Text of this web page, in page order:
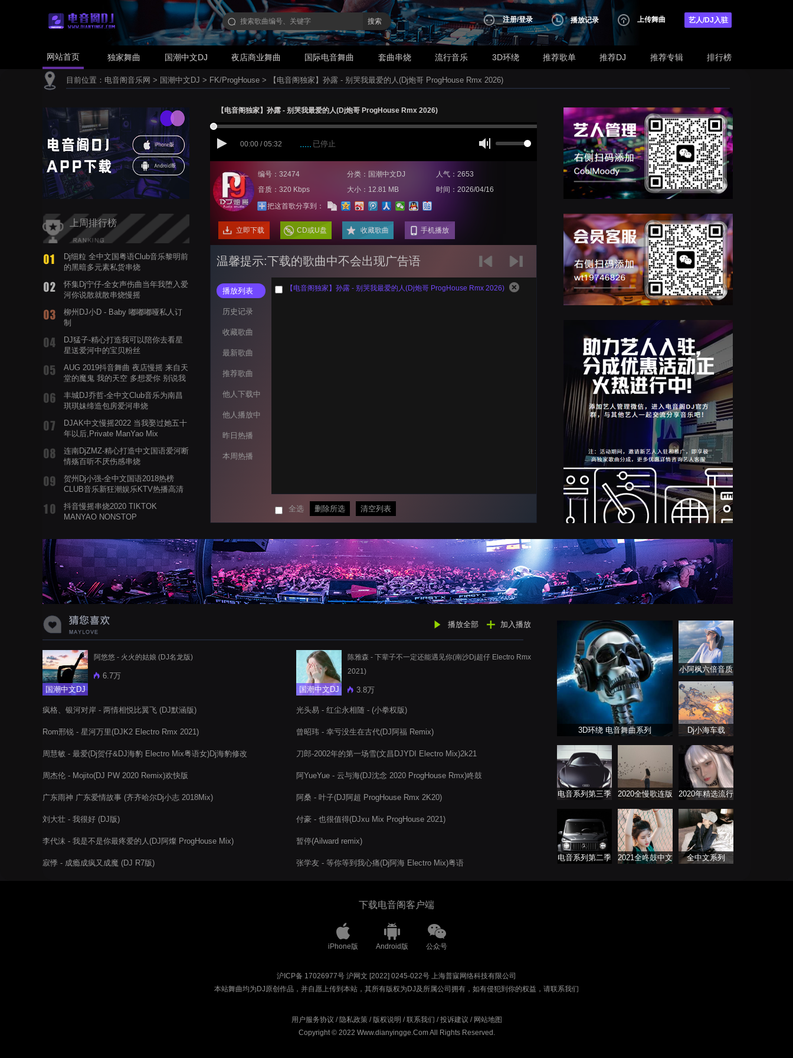
搜索 注册/登录 播放记录 上传舞曲 艺人/DJ入驻
网站首页 独家舞曲 国潮中文DJ 夜店商业舞曲 国际电音舞曲 套曲串烧 流行音乐 3D环绕 推荐歌单 推荐DJ 推荐专辑 排行榜
目前位置： 电音阁音乐网 > 国潮中文DJ > FK/ProgHouse > 【电音阁独家】孙露 - 别哭我最爱的人(Dj炮哥 ProgHouse Rmx 2026)
上周排行榜
Dj细粒 全中文国粤语Club音乐黎明前
的黑暗多元素私货串烧
怀集Dj宁仔-全女声伤曲当年我堕入爱
河你说散就散串烧慢摇
柳州DJ小D - Baby 嘟嘟嘟哑私人订
制
DJ猛子-精心打造我可以陪你去看星
星送爱河中的宝贝粉丝
AUG 2019抖音舞曲 夜店慢摇 来自天
堂的魔鬼 我的天空 多想爱你 别说我
丰城DJ乔哲-全中文Club音乐为南昌
琪琪妹缔造包房爱河串烧
DJAK中文慢摇2022 当我娶过她五十
年以后,Private ManYao Mix
连南DjZMZ-精心打造中文国语爱河断
情殇百听不厌伤感串烧
贺州Dj小强-全中文国语2018热榜
CLUB音乐新狂潮娱乐KTV热播高清
抖音慢摇串烧2020 TIKTOK
MANYAO NONSTOP
蝉爸爸妈妈爱存在夏天的风是想你的
声音啊
【电音阁独家】孙露 - 别哭我最爱的人(Dj炮哥 ProgHouse Rmx 2026)
00:00 / 05:32 已停止
编号：32474 分类：国潮中文DJ
人气：2653
音质：320 Kbps
大小：12.81 MB
时间：2026/04/16
把这首歌分享到：
立即下载 CD或U盘 收藏歌曲 手机播放
温馨提示:下载的歌曲中不会出现广告语
播放列表
历史记录
收藏歌曲
最新歌曲
推荐歌曲
他人下载中
他人播放中
昨日热播
本周热播
【电音阁独家】孙露 - 别哭我最爱的人(Dj炮哥 ProgHouse Rmx 2026)
全选 删除所选 清空列表
播放全部 加入播放
国潮中文DJ
阿悠悠 - 火火的姑娘 (DJ名龙版)
6.7万
疯格、银河对岸 - 两情相悦比翼飞 (DJ默涵版)
Rom邢锐 - 星河万里(DJK2 Electro Rmx 2021)
周慧敏 - 最爱(Dj贺仔&DJ海豹 Electro Mix粤语女)Dj海豹修改
周杰伦 - Mojito(DJ PW 2020 Remix)欢快版
广东雨神 广东爱情故事 (齐齐哈尔Dj小志 2018Mix)
刘大壮 - 我很好 (DJ版)
李代沫 - 我是不是你最疼爱的人(DJ阿燦 ProgHouse Mix)
寂悸 - 成瘾成疯又成魔 (DJ R7版)
国潮中文DJ
陈雅森 - 下辈子不一定还能遇见你(南沙Dj超仔 Electro Rmx
2021)
3.8万
光头易 - 红尘永相随 - (小拳权版)
曾昭玮 - 幸亏没生在古代(DJ阿福 Remix)
刀郎-2002年的第一场雪(文昌DJYDI Electro Mix)2k21
阿YueYue - 云与海(DJ沈念 2020 ProgHouse Rmx)咚鼓
阿桑 - 叶子(DJ阿超 ProgHouse Rmx 2K20)
付豪 - 也很值得(DJxu Mix ProgHouse 2021)
暂停(Ailward remix)
张学友 - 等你等到我心痛(Dj阿海 Electro Mix)粤语
3D环绕 电音舞曲系列
小阿枫六倍音质
系列 车载专享
Dj小海车载
电音系列第三季
2020全慢歌连版
2020年精选流行
电音系列第二季
2021全咚鼓中文
全中文系列
下载电音阁客户端
iPhone版 Android版 公众号
沪ICP备 17026977号 沪网文 [2022] 0245-022号 上海普寐网络科技有限公司
本站舞曲均为DJ原创作品，并自愿上传到本站，其所有版权为DJ及所属公司拥有，如有侵犯到你的权益，请联系我们
用户服务协议 / 隐私政策/ 版权说明 /联系我们 /投诉建议 / 网站地图
Copyright © 2022 Www.dianyingge.Com All Rights Reserved.